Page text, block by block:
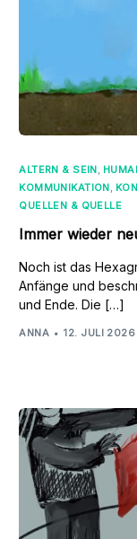
ALTERN & SEIN,
KOMMUNIKATION,
QUELLEN & QUELLE
Immer wieder
Noch ist das
Anfänge und
und Ende. Die […]
ANNA 12. JULI 2026